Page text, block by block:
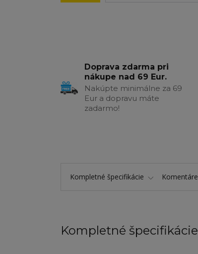
Doprava zdarma pri
nákupe nad 69 Eur.
Nakúpte minimálne za 69
Eur a dopravu máte
zadarmo!
Kompletné špecifikácie Komentáre
Kompletné špecifikácie